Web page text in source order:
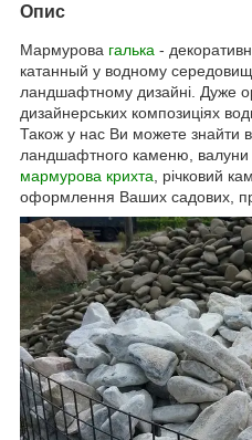
Опис
Мармурова галька -
катанный у водному
ландшафтному дизайні. Дуже
дизайнерських композиціях
Також у нас Ви можете знайти
ландшафтного каменю, валуни
мармурова крихта , річковий
оформлення Ваших садових,